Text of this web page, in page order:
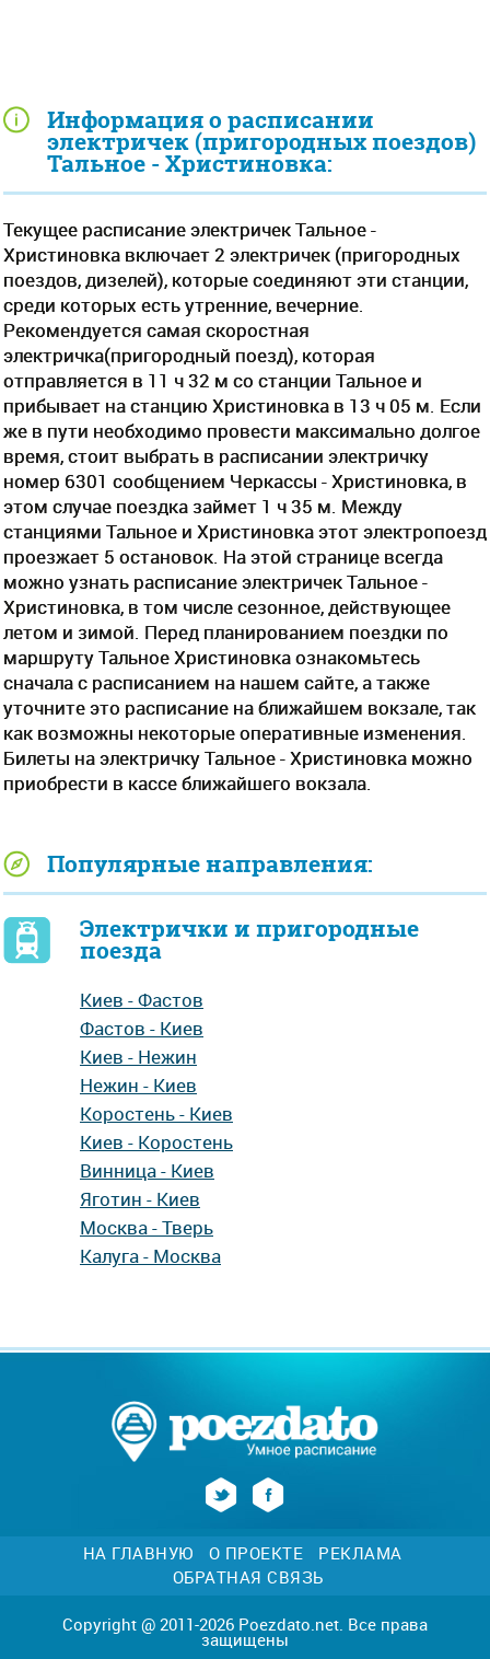
Информация о расписании
электричек (пригородных поездов)
Тальное - Христиновка:
Текущее расписание электричек Тальное -
Христиновка включает 2 электричек (пригородных
поездов, дизелей), которые соединяют эти станции,
среди которых есть утренние, вечерние.
Рекомендуется самая скоростная
электричка(пригородный поезд), которая
отправляется в 11 ч 32 м со станции Тальное и
прибывает на станцию Христиновка в 13 ч 05 м. Если
же в пути необходимо провести максимально долгое
время, стоит выбрать в расписании электричку
номер 6301 сообщением Черкассы - Христиновка, в
этом случае поездка займет 1 ч 35 м. Между
станциями Тальное и Христиновка этот электропоезд
проезжает 5 остановок. На этой странице всегда
можно узнать расписание электричек Тальное -
Христиновка, в том числе сезонное, действующее
летом и зимой. Перед планированием поездки по
маршруту Тальное Христиновка ознакомьтесь
сначала с расписанием на нашем сайте, а также
уточните это расписание на ближайшем вокзале, так
как возможны некоторые оперативные изменения.
Билеты на электричку Тальное - Христиновка можно
приобрести в кассе ближайшего вокзала.
Популярные направления:
Электрички и пригородные
поезда
Киев - Фастов
Фастов - Киев
Киев - Нежин
Нежин - Киев
Коростень - Киев
Киев - Коростень
Винница - Киев
Яготин - Киев
Москва - Тверь
Калуга - Москва
НА ГЛАВНУЮ О ПРОЕКТЕ
РЕКЛАМА
ОБРАТНАЯ СВЯЗЬ
Copyright @ 2011-2026 Poezdato.net. Все права
защищены